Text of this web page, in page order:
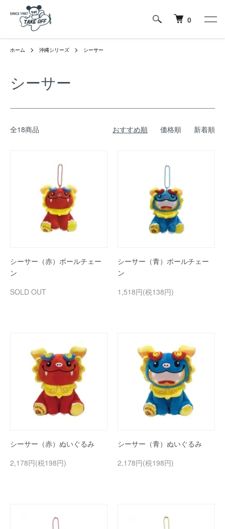
0
ホーム 沖縄シリーズ シーサー
シーサー
全18商品 おすすめ順 価格順 新着順
シーサー（赤）ボールチェー
ン
SOLD OUT
シーサー（青）ボールチェー
ン
1,518円(税138円)
シーサー（赤）ぬいぐるみ
2,178円(税198円)
シーサー（青）ぬいぐるみ
2,178円(税198円)